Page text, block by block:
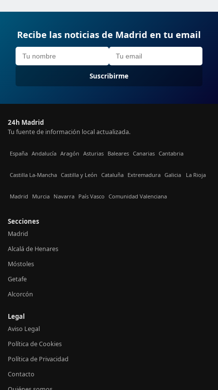
Recibe las noticias de Madrid en tu email
Suscribirme
24h Madrid
Tu fuente de información local actualizada.
España Andalucía Aragón Asturias Baleares Canarias Cantabria
Castilla La-Mancha Castilla y León Cataluña Extremadura Galicia La Rioja
Madrid Murcia Navarra País Vasco Comunidad Valenciana
Secciones
Madrid
Alcalá de Henares
Móstoles
Getafe
Alcorcón
Legal
Aviso Legal
Política de Cookies
Política de Privacidad
Contacto